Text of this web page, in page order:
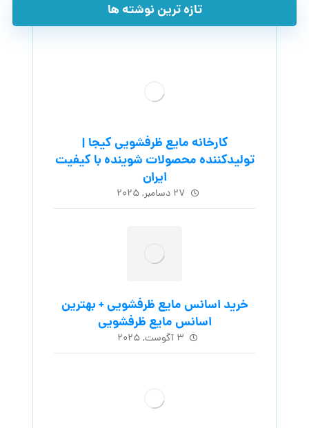
تازه ترین نوشته ها
کارخانه مایع ظرفشویی کیجا |
تولیدکننده محصولات شوینده با کیفیت
ایران
۲۷ دسامبر, ۲۰۲۵
خرید اسانس مایع ظرفشویی + بهترین
اسانس مایع ظرفشویی
۳ آگوست, ۲۰۲۵